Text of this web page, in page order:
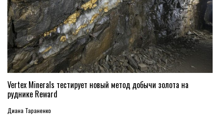
Vertex Minerals тестирует новый метод добычи золота на
руднике Reward
Диана Тараненко